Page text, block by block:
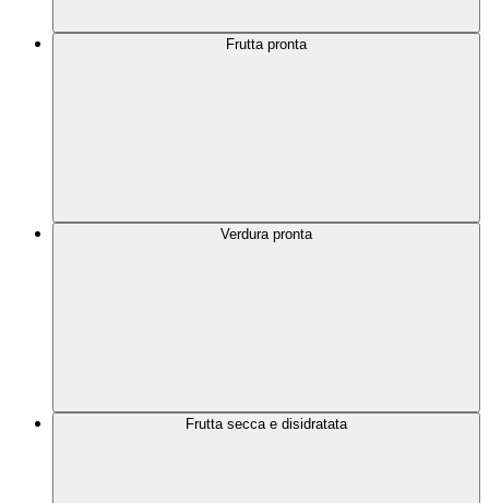
Frutta pronta
Verdura pronta
Frutta secca e disidratata